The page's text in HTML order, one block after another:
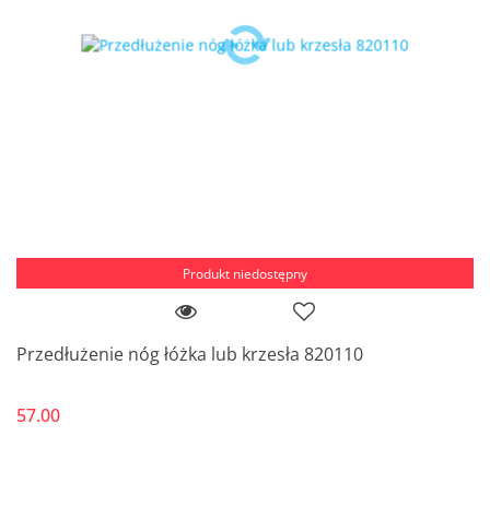
Produkt niedostępny
Przedłużenie nóg łóżka lub krzesła 820110
57.00